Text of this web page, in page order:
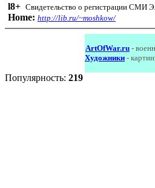
l8+ Свидетельство о регистрации СМИ
Home: http://lib.ru/~moshkow/
ArtOfWar.ru -
Художники -
Популярность: 219